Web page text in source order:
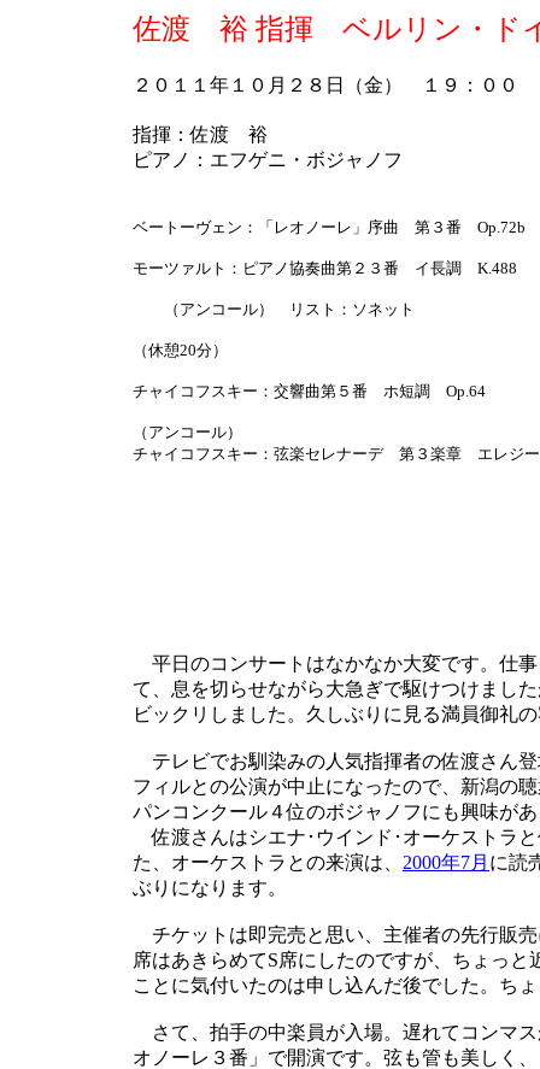
佐渡 裕 指揮 ベルリン・ド
２０１１年１０月２８日（金） １９：０
指揮：佐渡 裕
ピアノ：エフゲニ・ボジャノフ
ベートーヴェン：「レオノーレ」序曲 第３番 Op.72b
モーツァルト：ピアノ協奏曲第２３番 イ長調 K.488
（アンコール） リスト：ソネット
（休憩20分）
チャイコフスキー：交響曲第５番 ホ短調 Op.64
（アンコール）
チャイコフスキー：弦楽セレナーデ 第３楽章 エレジー
平日のコンサートはなかなか大変です。仕
て、息を切らせながら大急ぎで駆けつけまし
ビックリしました。久しぶりに見る満員御礼
テレビでお馴染みの人気指揮者の佐渡さん
フィルとの公演が中止になったので、新潟の
パンコンクール４位のボジャノフにも興味が
佐渡さんはシエナ･ウインド･オーケストラ
た、オーケストラとの来演は、 2000年7月 に読
ぶりになります。
チケットは即完売と思い、主催者の先行販
席はあきらめてS席にしたのですが、ちょっ
ことに気付いたのは申し込んだ後でした。ち
さて、拍手の中楽員が入場。遅れてコンマ
オノーレ３番」で開演です。弦も管も美しく